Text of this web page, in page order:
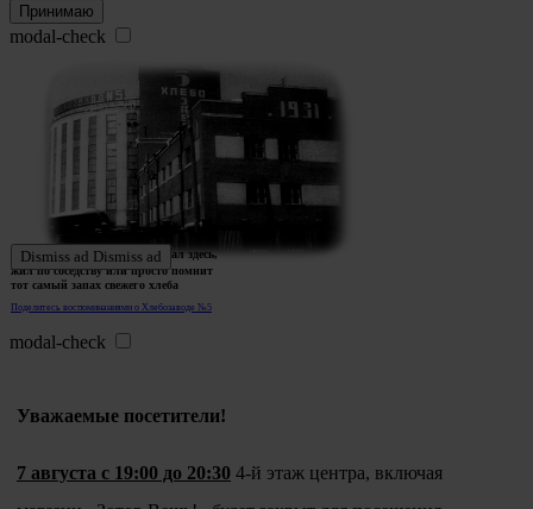
Принимаю
modal-check
Поделитесь воспоминаниями о Хлебозаводе №5
Ждем истории тех, кто работал здесь,
жил по соседству или просто помнит
тот самый запах свежего хлеба
Dismiss ad Dismiss ad
modal-check
Уважаемые посетители!
7 августа с 19:00 до 20:30 4-й этаж центра, включая